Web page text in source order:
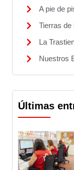
A pie de
Tierras de
La
Nuestros
Últimas